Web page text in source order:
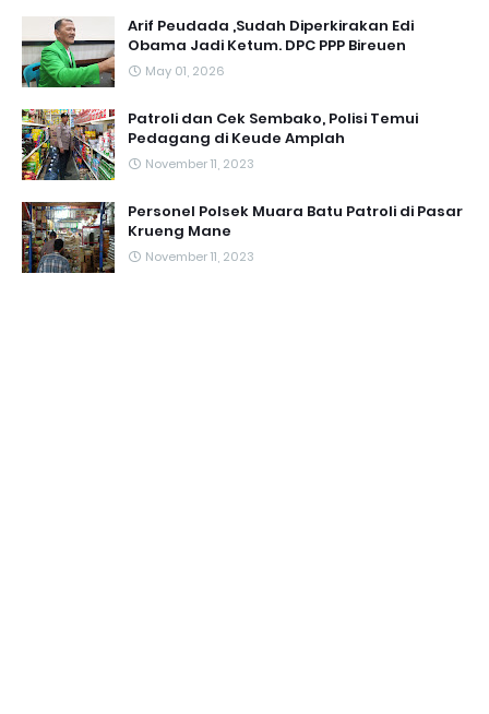
Arif Peudada ,Sudah Diperkirakan Edi
Obama Jadi Ketum. DPC PPP Bireuen
May 01, 2026
Patroli dan Cek Sembako, Polisi Temui
Pedagang di Keude Amplah
November 11, 2023
Personel Polsek Muara Batu Patroli di Pasar
Krueng Mane
November 11, 2023